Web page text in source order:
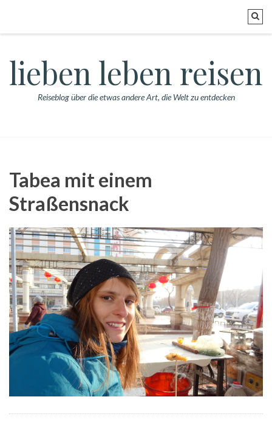
lieben leben reisen
Reiseblog über die etwas andere Art, die Welt zu entdecken
Tabea mit einem
Straßensnack